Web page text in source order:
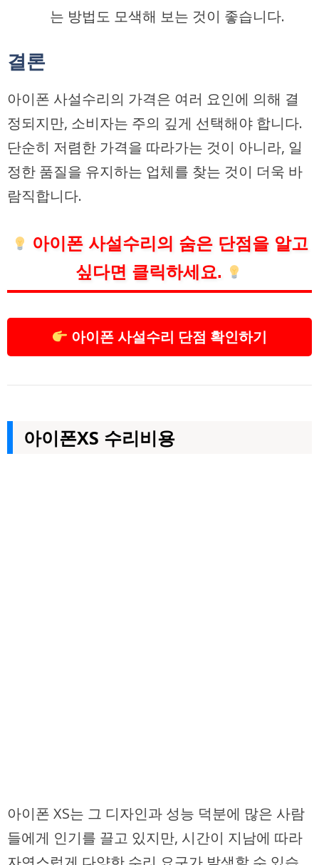
는 방법도 모색해 보는 것이 좋습니다.
결론
아이폰 사설수리의 가격은 여러 요인에 의해 결
정되지만, 소비자는 주의 깊게 선택해야 합니다.
단순히 저렴한 가격을 따라가는 것이 아니라, 일
정한 품질을 유지하는 업체를 찾는 것이 더욱 바
람직합니다.
아이폰 사설수리의 숨은 단점을 알고
싶다면 클릭하세요.
아이폰 사설수리 단점 확인하기
아이폰XS 수리비용
아이폰 XS는 그 디자인과 성능 덕분에 많은 사람
들에게 인기를 끌고 있지만, 시간이 지남에 따라